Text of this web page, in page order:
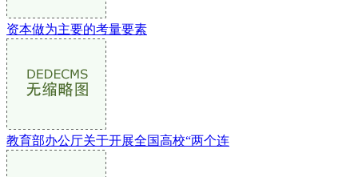
资本做为主要的考量要素
教育部办公厅关于开展全国高校“两个连